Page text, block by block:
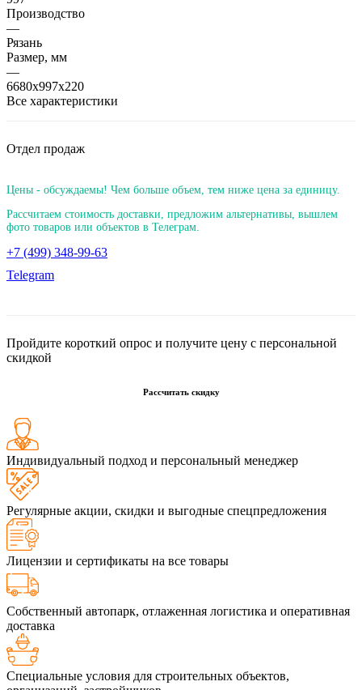
Производство
—
Рязань
Размер, мм
—
6680х997х220
Все характеристики
Отдел продаж
Цены - обсуждаемы! Чем больше объем, тем ниже цена за единицу.
Рассчитаем стоимость доставки, предложим альтернативы, вышлем
фото товаров или объектов в Телеграм.
+7 (499) 348-99-63
Telegram
Пройдите короткий опрос и получите цену с персональной
скидкой
Рассчитать скидку
Индивидуальный подход и персональный менеджер
Регулярные акции, скидки и выгодные спецпредложения
Лицензии и сертификаты на все товары
Собственный автопарк, отлаженная логистика и оперативная
доставка
Специальные условия для строительных объектов,